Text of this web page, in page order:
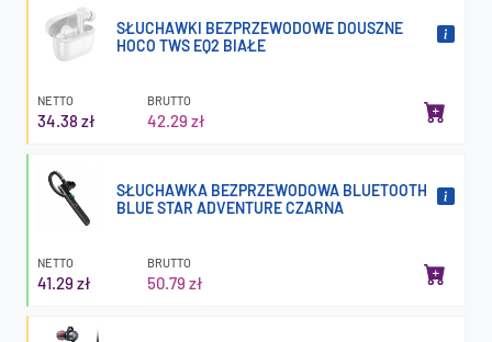
SŁUCHAWKI BEZPRZEWODOWE DOUSZNE
HOCO TWS EQ2 BIAŁE
NETTO
34.38 zł
BRUTTO
42.29 zł
SŁUCHAWKA BEZPRZEWODOWA BLUETOOTH
BLUE STAR ADVENTURE CZARNA
NETTO
41.29 zł
BRUTTO
50.79 zł